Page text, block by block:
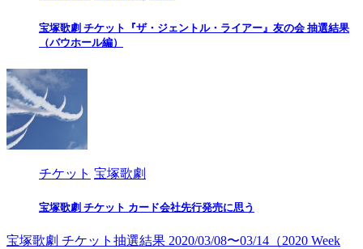
宝塚歌劇 チケット『ザ・ジェントル・ライアー』友の会 抽選結果
（バウホール編）
チケット 宝塚歌劇
宝塚歌劇 チケット カード会社先行発売に思う
宝塚歌劇 チケット抽選結果 2020/03/08〜03/14（2020 Week